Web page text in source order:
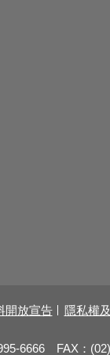
開放宣告 隱私權
6666 FAX：